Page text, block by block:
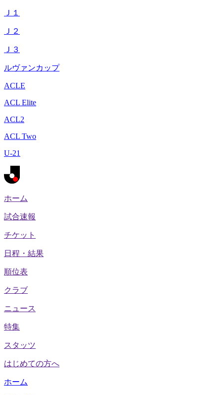
Ｊ１
Ｊ２
Ｊ３
ルヴァンカップ
ACLE
ACL Elite
ACL2
ACL Two
U-21
ホーム
試合速報
チケット
日程・結果
順位表
クラブ
ニュース
特集
スタッツ
はじめての方へ
ホーム